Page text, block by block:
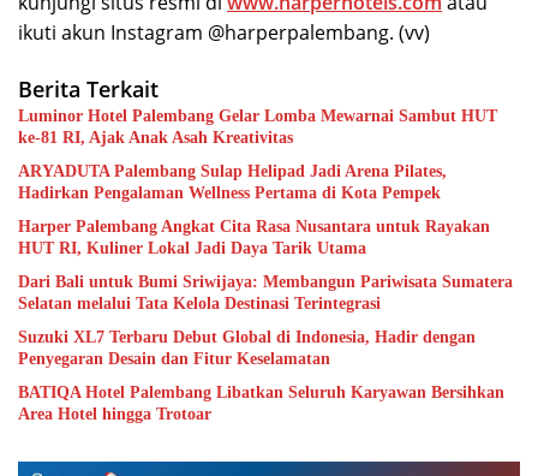
ikuti akun Instagram @harperpalembang. (vv)
Berita Terkait
Luminor Hotel Palembang Gelar Lomba Mewarnai Sambut HUT
ke-81 RI, Ajak Anak Asah Kreativitas
ARYADUTA Palembang Sulap Helipad Jadi Arena Pilates,
Hadirkan Pengalaman Wellness Pertama di Kota Pempek
Harper Palembang Angkat Cita Rasa Nusantara untuk Rayakan
HUT RI, Kuliner Lokal Jadi Daya Tarik Utama
Dari Bali untuk Bumi Sriwijaya: Membangun Pariwisata Sumatera
Selatan melalui Tata Kelola Destinasi Terintegrasi
Suzuki XL7 Terbaru Debut Global di Indonesia, Hadir dengan
Penyegaran Desain dan Fitur Keselamatan
BATIQA Hotel Palembang Libatkan Seluruh Karyawan Bersihkan
Area Hotel hingga Trotoar